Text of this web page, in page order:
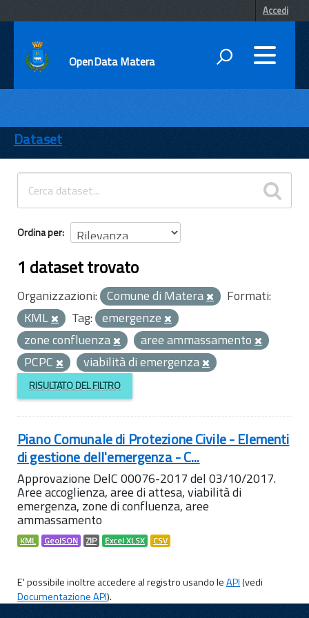
Accedi
OpenData Matera
ENTI
TEMI
INFORMAZIONI
Dataset
Ordina per
1 dataset trovato
Organizzazioni: Comune di Matera
Formati:
KML
Tag: emergenze
zone confluenza
aree ammassamento
PCPC
viabilità di emergenza
RISULTATO DEL FILTRO
Piano Comunale di Protezione Civile - Elementi
di gestione dell'emergenza - C...
Approvazione DelC 00076-2017 del 03/10/2017.
Aree accoglienza, aree di attesa, viabilità di
emergenza, zone di confluenza, aree
ammassamento
KML GeoJSON ZIP Excel XLSX CSV
E' possibile inoltre accedere al registro usando leAPI(vedi
Documentazione API).